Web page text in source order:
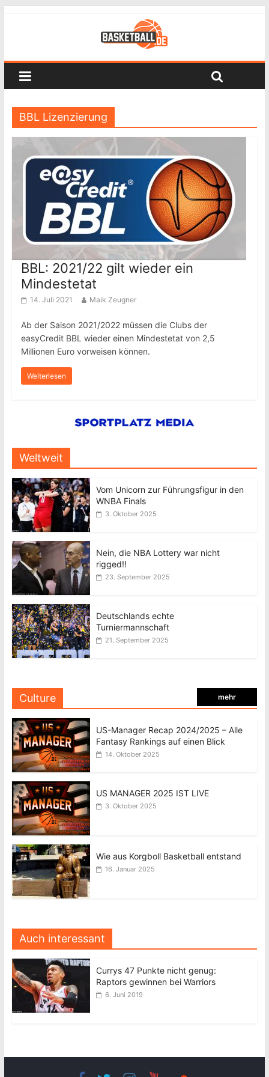
BBL Lizenzierung
BBL: 2021/22 gilt wieder ein
Mindestetat
14. Juli 2021 Maik Zeugner
Ab der Saison 2021/2022 müssen die Clubs der
easyCredit BBL wieder einen Mindestetat von 2,5
Millionen Euro vorweisen können.
Weiterlesen
Weltweit
Vom Unicorn zur Führungsfigur in den
WNBA Finals
3. Oktober 2025
Nein, die NBA Lottery war nicht
rigged!!
23. September 2025
Deutschlands echte
Turniermannschaft
21. September 2025
Culture mehr
US-Manager Recap 2024/2025 – Alle
Fantasy Rankings auf einen Blick
14. Oktober 2025
US MANAGER 2025 IST LIVE
3. Oktober 2025
Wie aus Korgboll Basketball entstand
16. Januar 2025
Auch interessant
Currys 47 Punkte nicht genug:
Raptors gewinnen bei Warriors
6. Juni 2019